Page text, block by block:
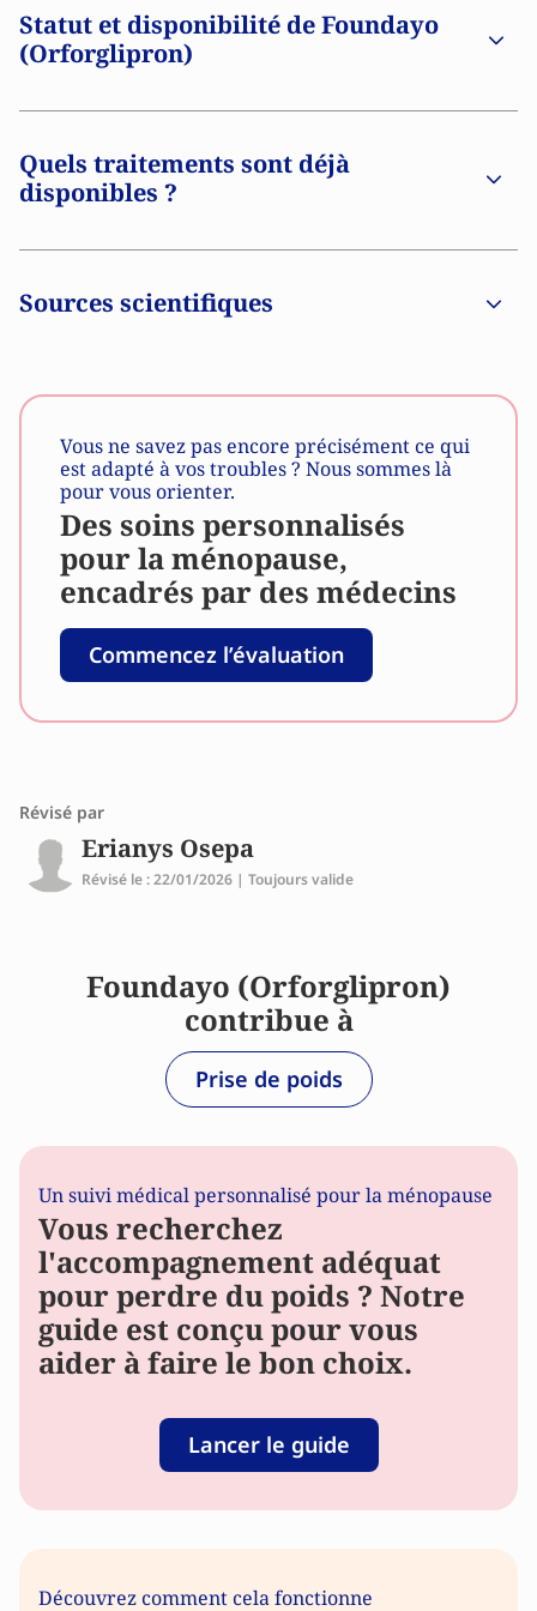
Statut et disponibilité de Foundayo
(Orforglipron)
Quels traitements sont déjà
disponibles ?
Sources scientifiques
Vous ne savez pas encore précisément ce qui
est adapté à vos troubles ? Nous sommes là
pour vous orienter.
Des soins personnalisés
pour la ménopause,
encadrés par des médecins
Commencez l’évaluation
Révisé par
Erianys Osepa
Révisé le : 22/01/2026 | Toujours valide
Foundayo (Orforglipron)
contribue à
Prise de poids
Un suivi médical personnalisé pour la ménopause
Vous recherchez
l'accompagnement adéquat
pour perdre du poids ? Notre
guide est conçu pour vous
aider à faire le bon choix.
Lancer le guide
Découvrez comment cela fonctionne